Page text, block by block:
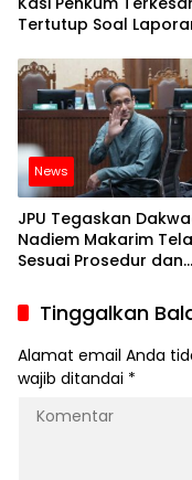
Tertutup Soal
PUPR Sumut Senilai Rp
Milyar
News
JPU Tegaskan
Nadiem Makarim
Sesuai Prosedur dan
Tinggalkan
Alamat email Anda
wajib ditandai *